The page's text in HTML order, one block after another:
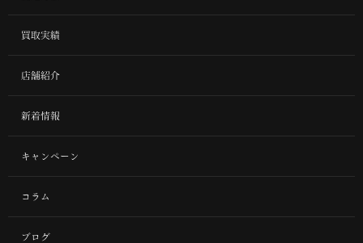
買取実績
店舗紹介
新着情報
キャンペーン
コラム
ブログ